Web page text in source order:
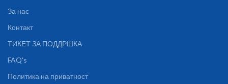
За нас
Контакт
ТИКЕТ ЗА ПОДДРШКА
FAQ's
Политика на приватност